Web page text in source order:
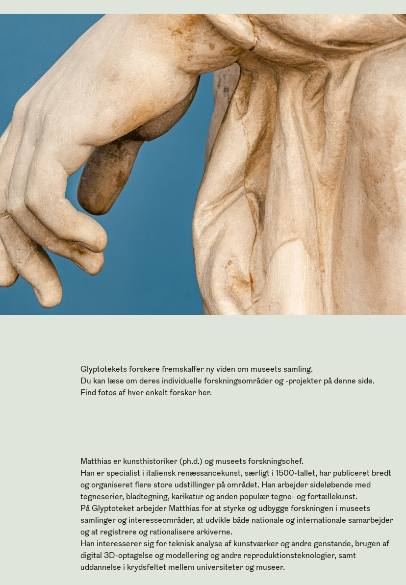
Glyptotekets forskere fremskaffer ny viden om museets samling.
Du kan læse om deres individuelle forskningsområder og -projekter på denne side.
Find fotos af hver enkelt forsker her.
Matthias er kunsthistoriker (ph.d.) og museets forskningschef.
Han er specialist i italiensk renæssancekunst, særligt i 1500-tallet, har publiceret bredt
og organiseret flere store udstillinger på området. Han arbejder sideløbende med
tegneserier, bladtegning, karikatur og anden populær tegne- og fortællekunst.
På Glyptoteket arbejder Matthias for at styrke og udbygge forskningen i museets
samlinger og interesseområder, at udvikle både nationale og internationale samarbejder
og at registrere og rationalisere arkiverne.
Han interesserer sig for teknisk analyse af kunstværker og andre genstande, brugen af
digital 3D-optagelse og modellering og andre reproduktionsteknologier, samt
uddannelse i krydsfeltet mellem universiteter og museer.